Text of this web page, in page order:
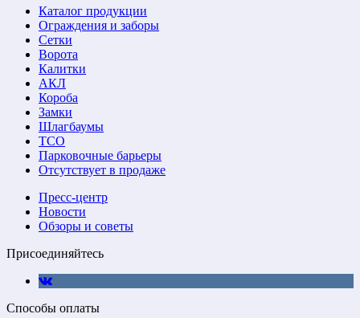
Каталог продукции
Ограждения и заборы
Сетки
Ворота
Калитки
АКЛ
Короба
Замки
Шлагбаумы
ТСО
Парковочные барьеры
Отсутствует в продаже
Пресс-центр
Новости
Обзоры и советы
Присоединяйтесь
Способы оплаты